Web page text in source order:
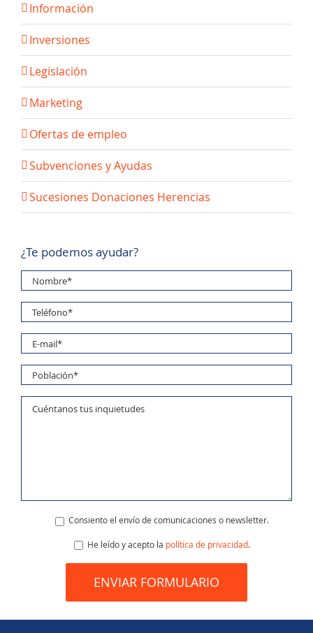
Información
Inversiones
Legislación
Marketing
Ofertas de empleo
Subvenciones y Ayudas
Sucesiones Donaciones Herencias
¿Te podemos ayudar?
Consiento el envío de comunicaciones o newsletter.
He leído y acepto la política de privacidad.